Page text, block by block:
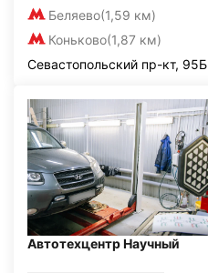
Беляево(1,59 км)
Коньково(1,87 км)
Севастопольский пр-кт, 95Б
Автотехцентр Научный